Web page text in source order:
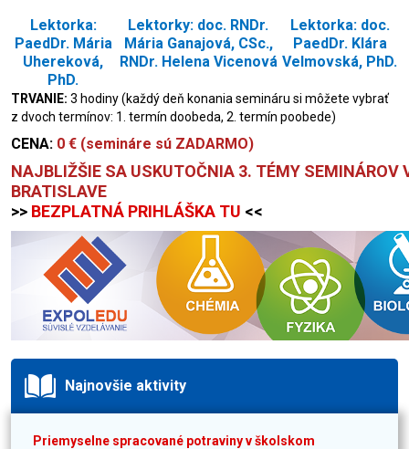
Lektorka:
PaedDr. Mária
Uhereková,
PhD.
Lektorky: doc. RNDr.
Mária Ganajová, CSc.,
RNDr. Helena Vicenová
Lektorka: doc.
PaedDr. Klára
Velmovská, PhD.
TRVANIE: 3 hodiny (každý deň konania semináru si môžete vybrať
z dvoch termínov: 1. termín doobeda, 2. termín poobede)
CENA: 0 € (semináre sú ZADARMO)
NAJBLIŽŠIE SA USKUTOČNIA 3. TÉMY SEMINÁROV
BRATISLAVE
>> BEZPLATNÁ PRIHLÁŠKA TU <<
Najnovšie aktivity
Priemyselne spracované potraviny v školskom